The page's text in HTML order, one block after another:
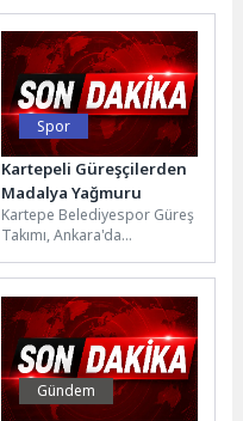
eden yatırım ve hizmet...
Spor
Kartepeli Güreşçilerden
Madalya Yağmuru
Kartepe Belediyespor Güreş
Takımı, Ankara'da
Türkiye Şampiyonası'nda
elde ettiği derecelerle ilçeye
büyük...
Gündem